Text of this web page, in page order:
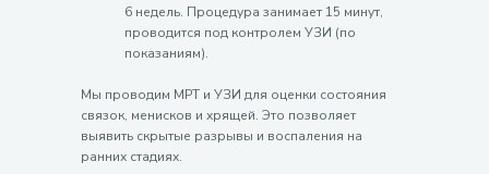
6 недель. Процедура занимает 15 минут,
проводится под контролем УЗИ (по
показаниям).
Мы проводим МРТ и УЗИ для оценки состояния
связок, менисков и хрящей. Это позволяет
выявить скрытые разрывы и воспаления на
ранних стадиях.